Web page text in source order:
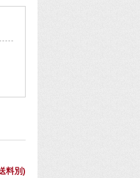
料別)